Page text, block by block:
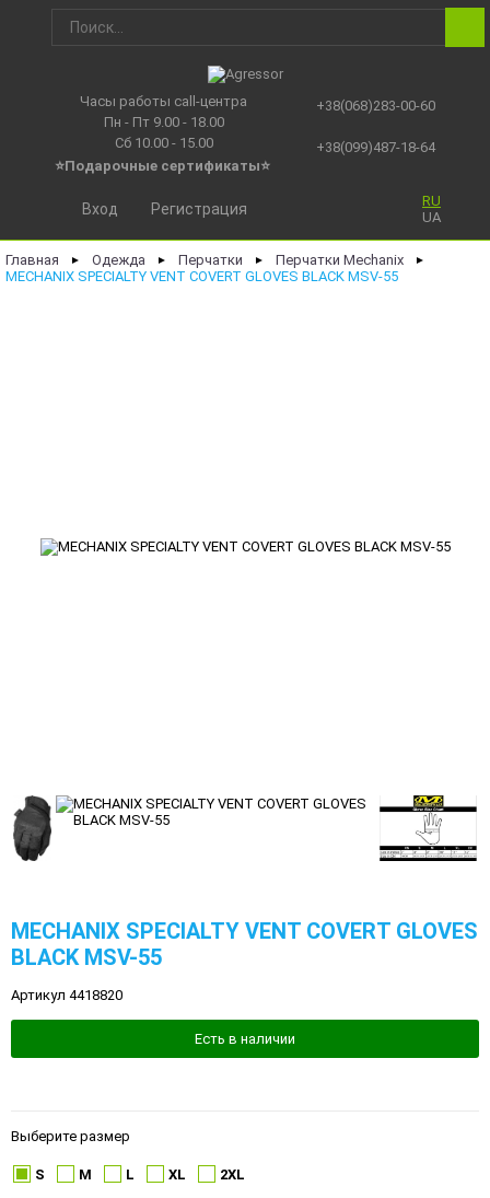
Часы работы call-центра
Пн - Пт 9.00 - 18.00
Сб 10.00 - 15.00
⭐Подарочные сертификаты⭐
+38(068)283-00-60
+38(099)487-18-64
RU
UA
Вход Регистрация
Главная ► Одежда ► Перчатки ► Перчатки Mechanix ►
MECHANIX SPECIALTY VENT COVERT GLOVES BLACK MSV-55
MECHANIX SPECIALTY VENT COVERT GLOVES
BLACK MSV-55
Артикул 4418820
Есть в наличии
Выберите размер
S M L XL 2XL